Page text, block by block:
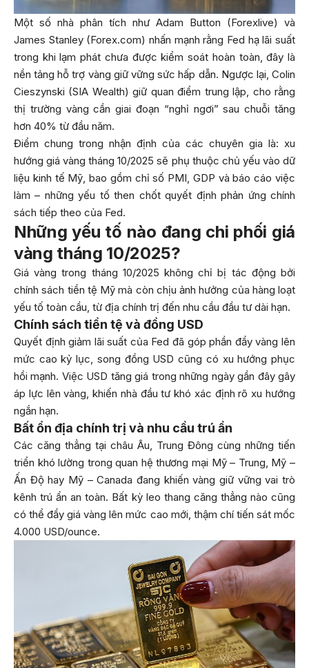
Một số nhà phân tích như Adam Button (Forexlive) và
James Stanley (Forex.com) nhấn mạnh rằng Fed hạ lãi suất
trong khi lạm phát chưa được kiểm soát hoàn toàn, đây là
nền tảng hỗ trợ vàng giữ vững sức hấp dẫn. Ngược lại, Colin
Cieszynski (SIA Wealth) giữ quan điểm trung lập, cho rằng
thị trường vàng cần giai đoạn “nghỉ ngơi” sau chuỗi tăng
hơn 40% từ đầu năm.
Điểm chung trong nhận định của các chuyên gia là: xu
hướng giá vàng tháng 10/2025 sẽ phụ thuộc chủ yếu vào dữ
liệu kinh tế Mỹ, bao gồm chỉ số PMI, GDP và báo cáo việc
làm – những yếu tố then chốt quyết định phản ứng chính
sách tiếp theo của Fed.
Những yếu tố nào đang chi phối giá
vàng tháng 10/2025?
Giá vàng trong tháng 10/2025 không chỉ bị tác động bởi
chính sách tiền tệ Mỹ mà còn chịu ảnh hưởng của hàng loạt
yếu tố toàn cầu, từ địa chính trị đến nhu cầu đầu tư dài hạn.
Chính sách tiền tệ và đồng USD
Quyết định giảm lãi suất của Fed đã góp phần đẩy vàng lên
mức cao kỷ lục, song đồng USD cũng có xu hướng phục
hồi mạnh. Việc USD tăng giá trong những ngày gần đây gây
áp lực lên vàng, khiến nhà đầu tư khó xác định rõ xu hướng
ngắn hạn.
Bất ổn địa chính trị và nhu cầu trú ẩn
Các căng thẳng tại châu Âu, Trung Đông cùng những tiến
triển khó lường trong quan hệ thương mại Mỹ – Trung, Mỹ –
Ấn Độ hay Mỹ – Canada đang khiến vàng giữ vững vai trò
kênh trú ẩn an toàn. Bất kỳ leo thang căng thẳng nào cũng
có thể đẩy giá vàng lên mức cao mới, thậm chí tiến sát mốc
4.000 USD/ounce.